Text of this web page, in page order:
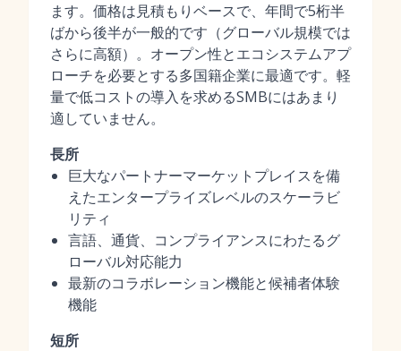
ます。価格は見積もりベースで、年間で5桁半
ばから後半が一般的です（グローバル規模では
さらに高額）。オープン性とエコシステムアプ
ローチを必要とする多国籍企業に最適です。軽
量で低コストの導入を求めるSMBにはあまり
適していません。
長所
巨大なパートナーマーケットプレイスを備
えたエンタープライズレベルのスケーラビ
リティ
言語、通貨、コンプライアンスにわたるグ
ローバル対応能力
最新のコラボレーション機能と候補者体験
機能
短所